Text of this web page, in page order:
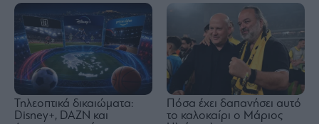
Τηλεοπτικά δικαιώματα:
Disney+, DAZN και
Πόσα έχει δαπανήσει αυτό
το καλοκαίρι ο Μάριος